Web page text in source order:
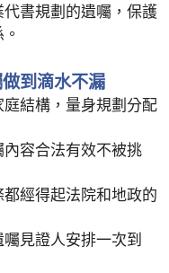
書規劃的遺囑，保護
到滴水不漏
結構，量身規劃分配
容合法有效不被挑
經得起法院和地政的
見證人安排一次到